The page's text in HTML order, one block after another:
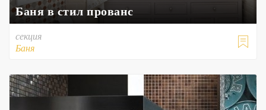
Баня в стил прованс

секция
Баня